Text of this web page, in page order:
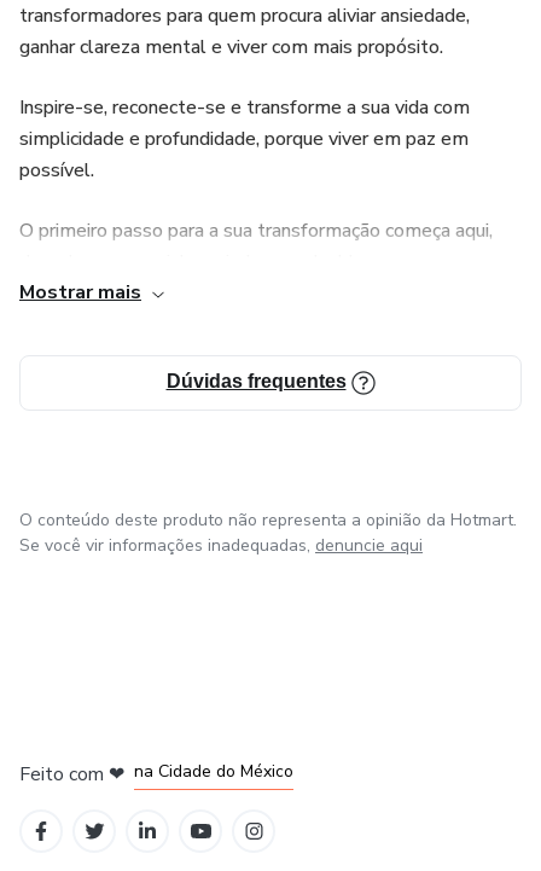
transformadores para quem procura aliviar ansiedade,
ganhar clareza mental e viver com mais propósito.
Inspire-se, reconecte-se e transforme a sua vida com
simplicidade e profundidade, porque viver em paz em
possível.
O primeiro passo para a sua transformação começa aqui,
autoconfiança, encontrar o seu propósito e construir uma
Mostrar mais
Dúvidas frequentes
O conteúdo deste produto não representa a opinião da Hotmart.
Se você vir informações inadequadas, denuncie aqui
Feito com ❤ na Cidade do México